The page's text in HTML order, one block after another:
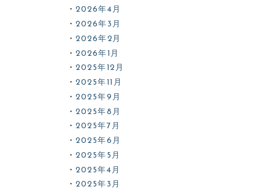
2026年4月
2026年3月
2026年2月
2026年1月
2025年12月
2025年11月
2025年9月
2025年8月
2025年7月
2025年6月
2025年5月
2025年4月
2025年3月